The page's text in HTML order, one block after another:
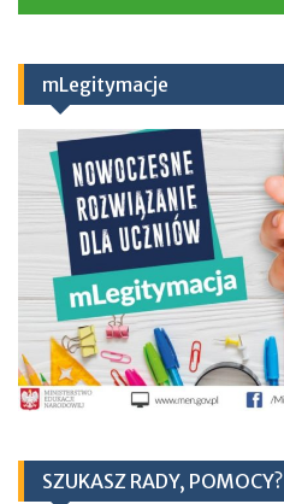
mLegitymacje
SZUKASZ RADY, POMOCY?